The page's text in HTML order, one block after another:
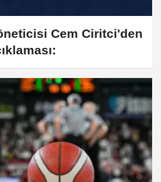
Cem Ciritci'den